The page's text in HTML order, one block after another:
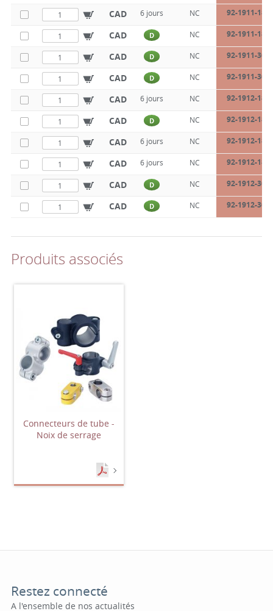
CAD 6 jours NC 92-1911-18-
CAD D NC 92-1911-18-
CAD D NC 92-1911-30-
CAD D NC 92-1911-30-
CAD 6 jours NC 92-1912-18-
CAD D NC 92-1912-18-
CAD 6 jours NC 92-1912-18-
CAD 6 jours NC 92-1912-18-
CAD D NC 92-1912-30-
CAD D NC 92-1912-30-
Produits associés
Connecteurs de tube -
Noix de serrage
Restez connecté
A l'ensemble de nos actualités